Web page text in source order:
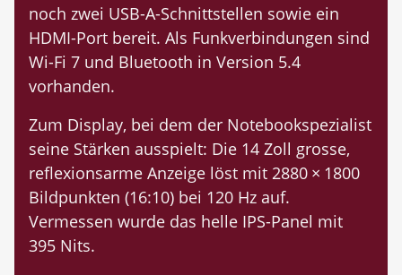
noch zwei USB-A-Schnittstellen sowie ein
HDMI-Port bereit. Als Funkverbindungen sind
Wi-Fi 7 und Bluetooth in Version 5.4
vorhanden.
Zum Display, bei dem der Notebookspezialist
seine Stärken ausspielt: Die 14 Zoll grosse,
reflexionsarme Anzeige löst mit 2880 × 1800
Bildpunkten (16:10) bei 120 Hz auf.
Vermessen wurde das helle IPS-Panel mit
395 Nits.